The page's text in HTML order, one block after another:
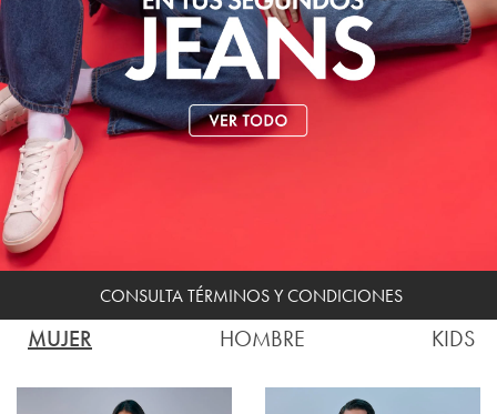
CONSULTA TÉRMINOS Y CONDICIONES
MUJER HOMBRE KIDS